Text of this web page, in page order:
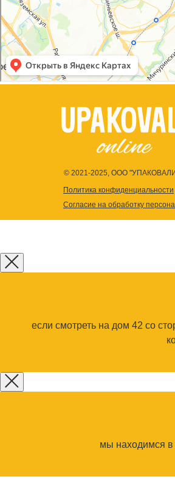
Согласие на обработку
Политика конфиденциальности
© 2021-2025, ООО
если смотреть на дом 42 со
мы находимся в